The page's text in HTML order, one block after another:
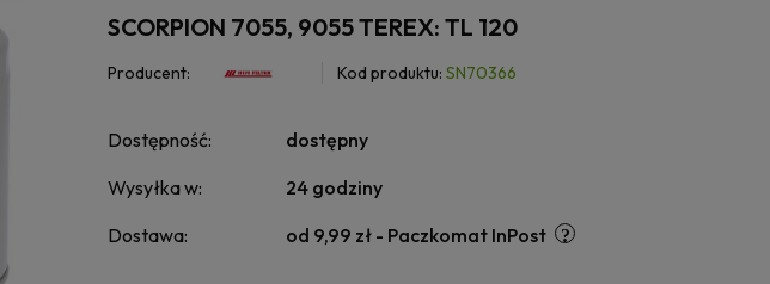
SCORPION 7055, 9055 TEREX: TL 120
Producent: Kod produktu: SN70366
Dostępność:
dostępny
Wysyłka w:
24 godziny
Dostawa:
od 9,99 zł - Paczkomat InPost